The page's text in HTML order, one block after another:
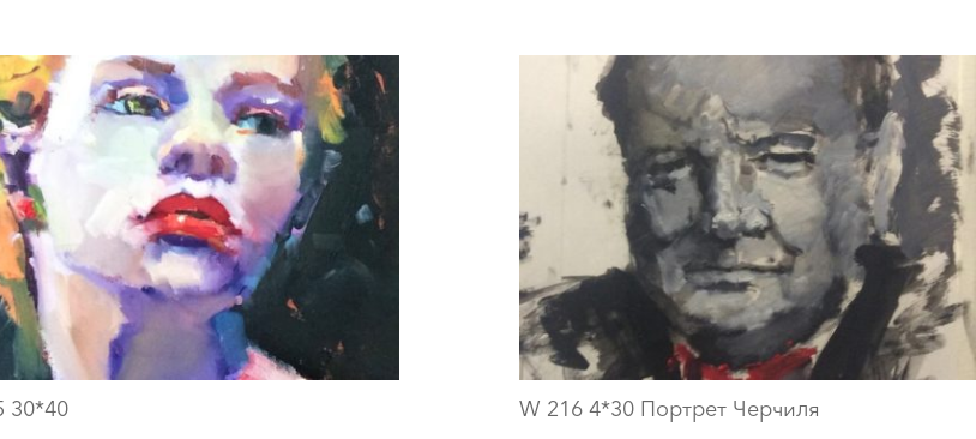
30*40 W 216 4*30 Портрет Черчиля